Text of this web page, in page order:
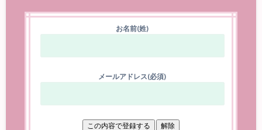
お名前(姓)
メールアドレス(必須)